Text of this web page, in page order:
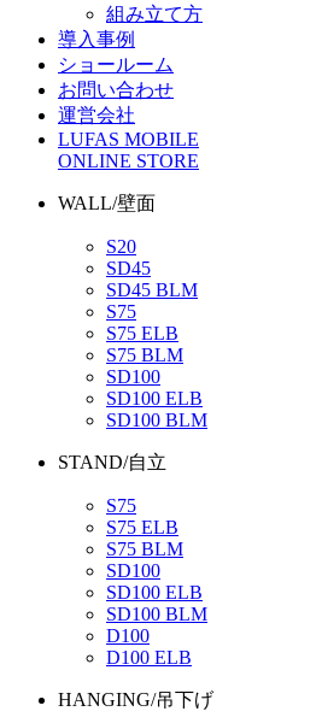
組み立て方
導入事例
ショールーム
お問い合わせ
運営会社
LUFAS MOBILE
ONLINE STORE
WALL/壁面
S20
SD45
SD45 BLM
S75
S75 ELB
S75 BLM
SD100
SD100 ELB
SD100 BLM
STAND/自立
S75
S75 ELB
S75 BLM
SD100
SD100 ELB
SD100 BLM
D100
D100 ELB
HANGING/吊下げ